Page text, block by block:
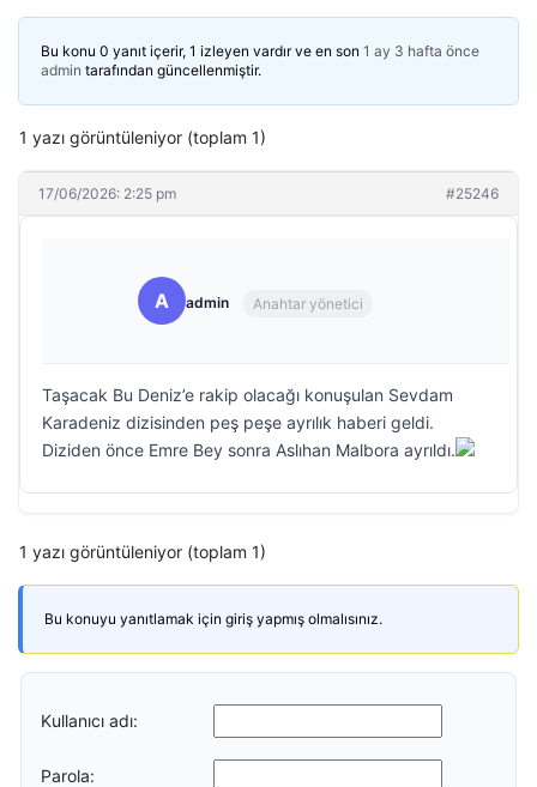
Bu konu 0 yanıt içerir, 1 izleyen vardır ve en son 1 ay 3 hafta önce
admin tarafından güncellenmiştir.
1 yazı görüntüleniyor (toplam 1)
17/06/2026: 2:25 pm #25246
A admin Anahtar yönetici
Taşacak Bu Deniz’e rakip olacağı konuşulan Sevdam
Karadeniz dizisinden peş peşe ayrılık haberi geldi.
Diziden önce Emre Bey sonra Aslıhan Malbora ayrıldı.
1 yazı görüntüleniyor (toplam 1)
Bu konuyu yanıtlamak için giriş yapmış olmalısınız.
Kullanıcı adı:
Parola: